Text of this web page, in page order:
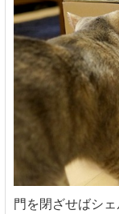
門を閉ざせばシェ